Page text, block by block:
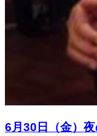
6月30日（金）